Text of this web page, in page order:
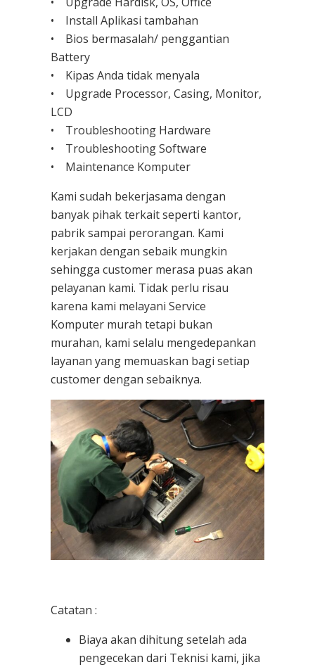
• Install Aplikasi tambahan
• Bios bermasalah/ penggantian
Battery
• Kipas Anda tidak menyala
• Upgrade Processor, Casing, Monitor,
LCD
• Troubleshooting Hardware
• Troubleshooting Software
• Maintenance Komputer
Kami sudah bekerjasama dengan
banyak pihak terkait seperti kantor,
pabrik sampai perorangan. Kami
kerjakan dengan sebaik mungkin
sehingga customer merasa puas akan
pelayanan kami. Tidak perlu risau
karena kami melayani Service
Komputer murah tetapi bukan
murahan, kami selalu mengedepankan
layanan yang memuaskan bagi setiap
customer dengan sebaiknya.
Catatan :
Biaya akan dihitung setelah ada
pengecekan dari Teknisi kami, jika